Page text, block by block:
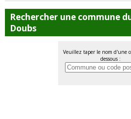
Rechercher une commune
Doubs
Veuillez taper le nom d'une
dessous :